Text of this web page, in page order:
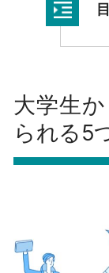
大学生
られる5